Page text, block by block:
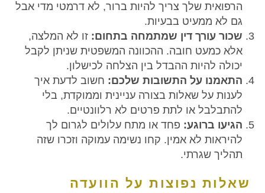
הרפואית שלך צריך להיות ברור, לא דרמטי מדי אבל
גם לא ממעיט בבעיות.
שכור עורך דין שמתמחה בתחום: זו לא המלצה,
אלא כמעט חובה. ההכוונה המשפטית שניתן לקבל
יכולה להיות ההבדל בין הצלחה לכישלון.
התאמנו על התשובות שלכם: חשוב לדעת איך
לענות על שאלות בצורה עניינית וממוקדת, בלי
להתבלבל או לתת פרטים לא רלוונטיים.
הגיעו ברוגע: פחד או מתח עלולים לגרום לך
להיראות לא אמין. קחו נשימה עמוקה וזכרו שזה
תהליך שגרתי.
שאלות נפוצות על הוועדה